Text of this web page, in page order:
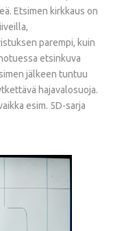
Etsimen kirkkaus on
parempi, kuin
etsinkuva
jälkeen tuntuu
hajavalosuoja.
esim. 5D-sarja